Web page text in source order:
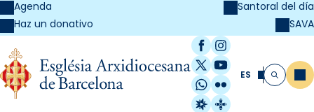
Agenda
Haz un donativo
Santoral del día
SAVA
Facebook
Instagram
X / Twitter
YouTube
WhatsApp
Flickr
Radio Estel
Catalunya
ES Buscar